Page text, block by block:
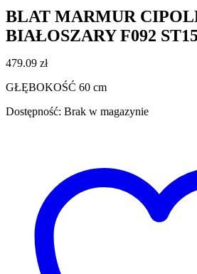
BLAT MARMUR
BIAŁOSZARY F092
479.09 zł
GŁĘBOKOŚĆ 60 cm
Dostępność: Brak w magazynie